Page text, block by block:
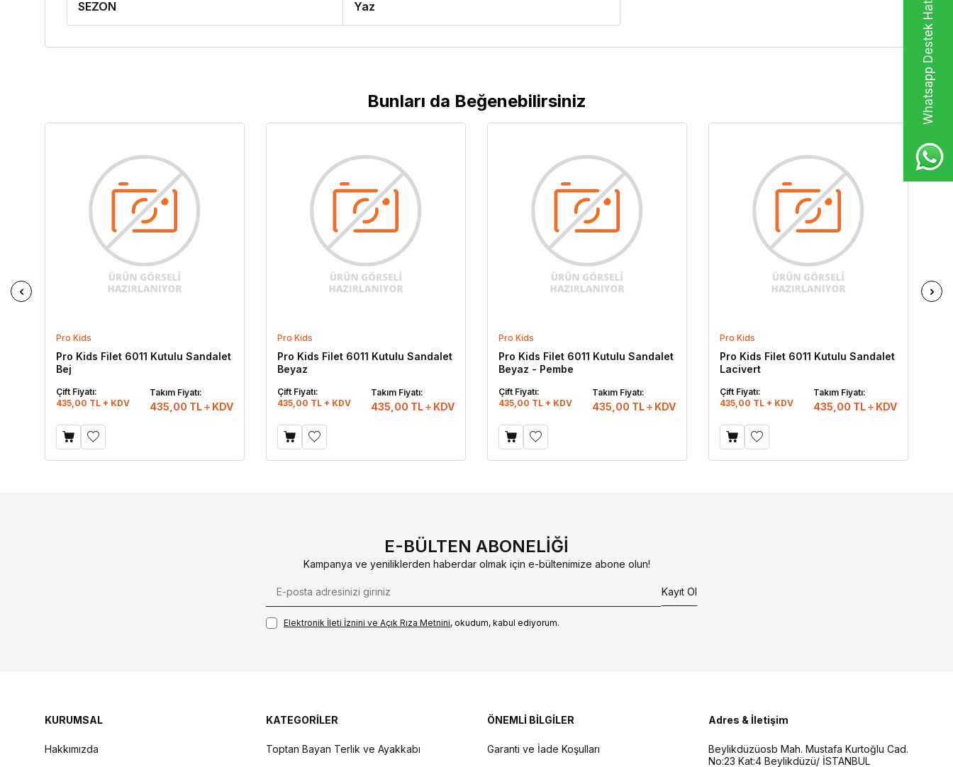
Whatsapp Destek Hattı
SEZON Yaz
Bunları da Beğenebilirsiniz
Pro Kids
Pro Kids Filet 6011 Kutulu Sandalet
Bej
Çift Fiyatı:
435,00 TL + KDV
Takım Fiyatı:
435,00 TL KDV
Pro Kids
Pro Kids Filet 6011 Kutulu Sandalet
Beyaz
Çift Fiyatı:
435,00 TL + KDV
Takım Fiyatı:
435,00 TL KDV
Pro Kids
Pro Kids Filet 6011 Kutulu Sandalet
Beyaz - Pembe
Çift Fiyatı:
435,00 TL + KDV
Takım Fiyatı:
435,00 TL KDV
Pro Kids
Pro Kids Filet 6011 Kutulu Sandalet
Lacivert
Çift Fiyatı:
435,00 TL + KDV
Takım Fiyatı:
435,00 TL KDV
E-BÜLTEN ABONELIĞI
Kampanya ve yeniliklerden haberdar olmak için e-bültenimize abone olun!
Kayıt Ol
Elektronik İleti İzni‌ni ve Açık Rıza Metni‌ni, okudum, kabul ediyorum.
KURUMSAL
Hakkımızda
KATEGORİLER
Toptan Bayan Terlik ve Ayakkabı
ÖNEMLİ BİLGİLER
Garanti ve İade Koşulları
Adres & İletişim
Beylikdüzüosb Mah. Mustafa Kurtoğlu Cad.
No:23 Kat:4 Beylikdüzü/ İSTANBUL